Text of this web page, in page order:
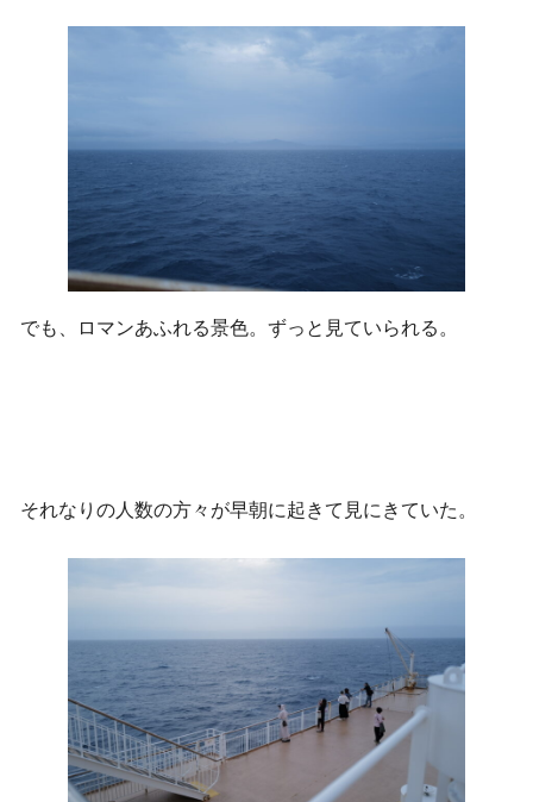
でも、ロマンあふれる景色。ずっと見ていられる。
それなりの人数の方々が早朝に起きて見にきていた。